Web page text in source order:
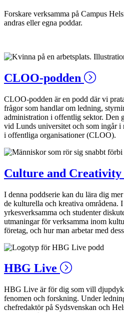
Forskare verksamma på Campus
andras eller egna poddar.
CLOO-podden
CLOO-podden är en podd där vi
frågor som handlar om ledning,
administration i offentlig sektor. Den
vid Lunds universitet och som ingår
i offentliga organisationer (CLOO).
Culture and Creativity
I denna poddserie kan du lära dig
de kulturella och kreativa områdena. I
yrkesverksamma och studenter
utmaningar för verksamma inom
företag, och hur man arbetar med
HBG Live
HBG Live är för dig som vill
fenomen och forskning. Under
chefredaktör på Sydsvenskan och